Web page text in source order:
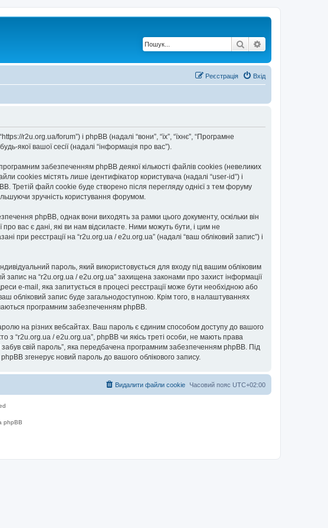
Пошук
Вхід
Реєстрація
r2u.org.ua/forum”) і phpBB (надалі “вони”, “їх”, “їхнє”, “Програмне
якої вашої сесії (надалі “інформація про вас”).
забезпеченням phpBB деякої кількості файлів cookies (невеликих
cookies містять лише ідентифікатор користувача (надалі “user-id”) і
Третій файл cookie буде створено після перегляду однієї з тем форуму
зручність користування форумом.
phpBB, однак вони виходять за рамки цього документу, оскільки він
вас є дані, які ви нам відсилаєте. Ними можуть бути, і цим не
при реєстрації на “r2u.org.ua / e2u.org.ua” (надалі “ваш обліковий запис”) і
пароль, який використовується для входу під вашим обліковим
на “r2u.org.ua / e2u.org.ua” захищена законами про захист інформації
e-mail, яка запитується в процесі реєстрації може бути необхідною або
обліковий запис буде загальнодоступною. Крім того, в налаштуваннях
програмним забезпеченням phpBB.
на різних вебсайтах. Ваш пароль є єдиним способом доступу до вашого
з “r2u.org.ua / e2u.org.ua”, phpBB чи якісь треті особи, не мають права
свій пароль”, яка передбачена програмним забезпеченням phpBB. Під
згенерує новий пароль до вашого облікового запису.
Часовий пояс UTC+02:00
Видалити файли cookie
phpBB